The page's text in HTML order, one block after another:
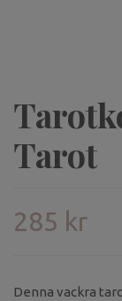
Tarot
285 kr
Denna vackra